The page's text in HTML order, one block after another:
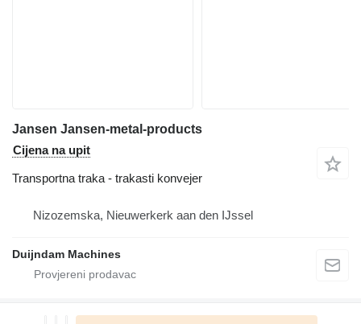
Jansen Jansen-metal-products
Cijena na upit
Transportna traka - trakasti konvejer
Nizozemska, Nieuwerkerk aan den IJssel
Duijndam Machines